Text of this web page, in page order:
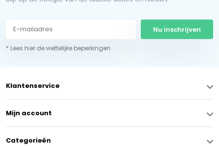
Nu inschrijven
* Lees hier de wettelijke beperkingen
Klantenservice
Mijn account
Categorieën